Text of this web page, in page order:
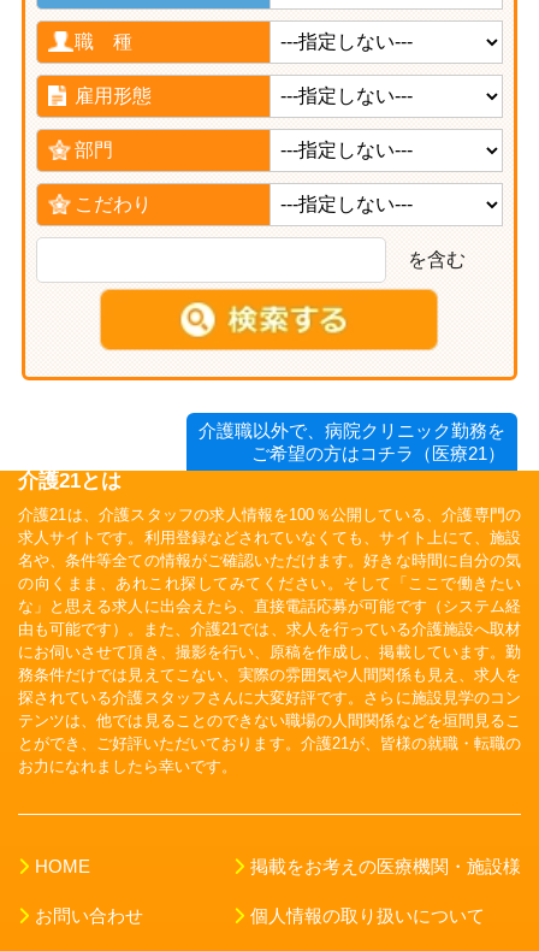
職 種
雇用形態
部門
こだわり
を含む
介護職以外で、病院クリニック勤務を
ご希望の方はコチラ（医療21）
介護21とは
介護21は、介護スタッフの求人情報を100％公開している、介護専門の
求人サイトです。利用登録などされていなくても、サイト上にて、施設
名や、条件等全ての情報がご確認いただけます。好きな時間に自分の気
の向くまま、あれこれ探してみてください。そして「ここで働きたい
な」と思える求人に出会えたら、直接電話応募が可能です（システム経
由も可能です）。また、介護21では、求人を行っている介護施設へ取材
にお伺いさせて頂き、撮影を行い、原稿を作成し、掲載しています。勤
務条件だけでは見えてこない、実際の雰囲気や人間関係も見え、求人を
探されている介護スタッフさんに大変好評です。さらに施設見学のコン
テンツは、他では見ることのできない職場の人間関係などを垣間見るこ
とができ、ご好評いただいております。介護21が、皆様の就職・転職の
お力になれましたら幸いです。
HOME
お問い合わせ
掲載をお考えの医療機関・施設様
個人情報の取り扱いについて